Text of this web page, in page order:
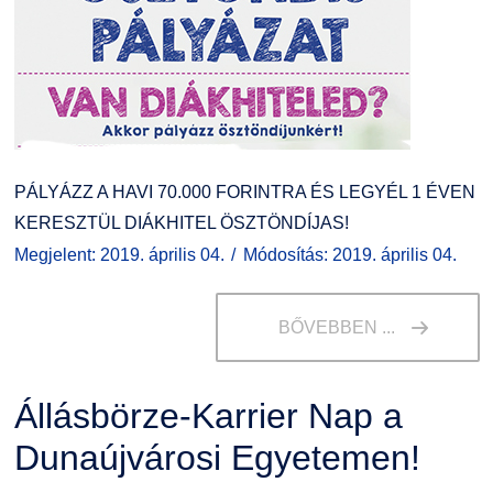
Kiemelt ösztöndíjak
Nemzetközi Lehetőségek
Szolgáltatások
Fordítási Szolgáltatások
GY.I.K.
DUE Hallgatói laptop használati segédlet
K+F+I
Átjelentkezőknek
Kapcsolat
TDK/Tehetségnap
Online Studium
Képzési Életpályamodell
Együttműködő partnereink
PÁLYÁZZ A HAVI 70.000 FORINTRA ÉS LEGYÉL 1 ÉVEN
KERESZTÜL DIÁKHITEL ÖSZTÖNDÍJAS!
Megjelent: 2019. április 04.
Módosítás: 2019. április 04.
BŐVEBBEN ...
Állásbörze-Karrier Nap a
Dunaújvárosi Egyetemen!